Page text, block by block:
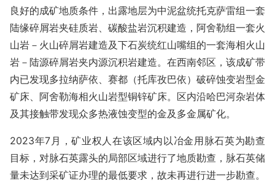
良好的成矿地质条件，出露地层为中泥盆统托克萨雷组一套
陆缘碎屑岩夹硅质岩、碳酸盐岩沉积建造，阿舍勒组一套火
山岩－火山碎屑岩建造及下石炭统红山嘴组的一套海相火山
岩－陆源碎屑岩夹内源沉积岩建造。在西南邻区，该成矿带
内已发现多拉纳萨依、赛都（托库孜巴依）破碎蚀变岩型金
矿床、阿舍勒海相火山岩型铜锌矿床。区内沿哈巴河杂岩体
及其接触带发现众多热液蚀变型的金及多金属矿化。
2023年7月，矿业权人在该区域内以冶金用脉石英为勘查
目标，对脉石英露头的局部区域进行了地质勘查，脉石英储
量未达到采矿证办理的最低要求，故未再进行进一步勘查。